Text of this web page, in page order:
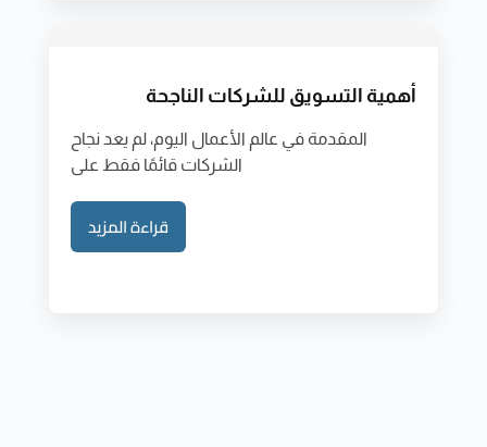
أهمية التسويق للشركات الناجحة
المقدمة في عالم الأعمال اليوم، لم يعد نجاح
الشركات قائمًا فقط على
قراءة المزيد